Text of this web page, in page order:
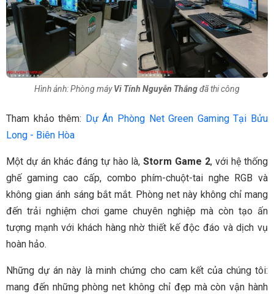
Hình ảnh: Phòng máyVi Tính Nguyễn Thắngđã thi công
Tham khảo thêm: Dự Án Phòng Net Green Gaming Tại Bửu
Long - Biên Hòa
Một dự án khác đáng tự hào là,Storm Game 2, với hệ thống
ghế gaming cao cấp, combo phím-chuột-tai nghe RGB và
không gian ánh sáng bắt mắt. Phòng net này không chỉ mang
đến trải nghiệm chơi game chuyên nghiệp mà còn tạo ấn
tượng mạnh với khách hàng nhờ thiết kế độc đáo và dịch vụ
hoàn hảo.
Những dự án này là minh chứng cho cam kết của chúng tôi:
mang đến những phòng net không chỉ đẹp mà còn vận hành